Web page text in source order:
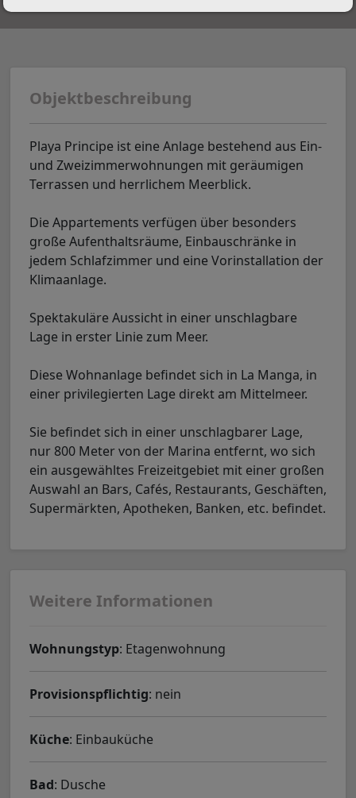
Objektbeschreibung
Playa Principe ist eine Anlage bestehend aus Ein-
und Zweizimmerwohnungen mit geräumigen
Terrassen und herrlichem Meerblick.
Die Appartements verfügen über besonders
große Aufenthaltsräume, Einbauschränke in
jedem Schlafzimmer und eine Vorinstallation der
Klimaanlage.
Spektakuläre Aussicht in einer unschlagbare
Lage in erster Linie zum Meer.
Diese Wohnanlage befindet sich in La Manga, in
einer privilegierten Lage direkt am Mittelmeer.
Sie befindet sich in einer unschlagbarer Lage,
nur 800 Meter von der Marina entfernt, wo sich
ein ausgewähltes Freizeitgebiet mit einer großen
Auswahl an Bars, Cafés, Restaurants, Geschäften,
Supermärkten, Apotheken, Banken, etc. befindet.
Weitere Informationen
Wohnungstyp: Etagenwohnung
Provisionspflichtig: nein
Küche: Einbauküche
Bad: Dusche